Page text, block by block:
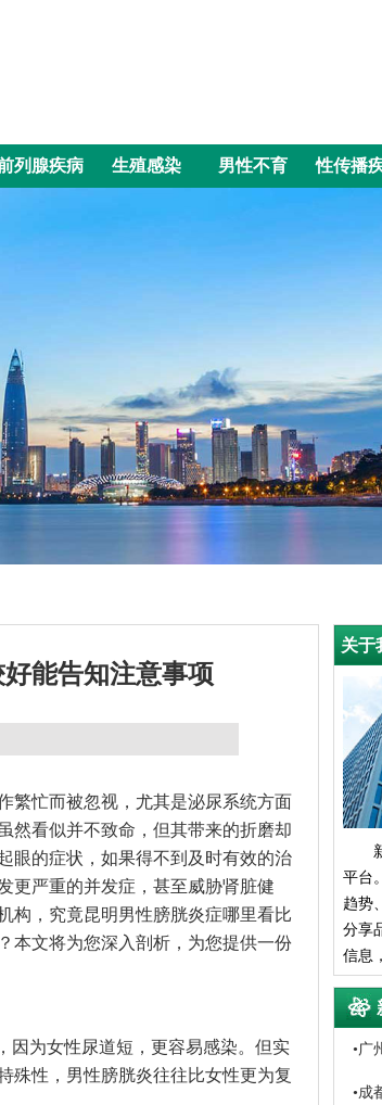
列腺疾病 生殖感染 男性不育 性传播
能告知注意事项
繁忙而被忽视，尤其是泌尿系统方面
然看似并不致命，但其带来的折磨却
眼的症状，如果得不到及时有效的治
更严重的并发症，甚至威胁肾脏健
构，究竟昆明男性膀胱炎症哪里看比
本文将为您深入剖析，为您提供一份
因为女性尿道短，更容易感染。但实
殊性，男性膀胱炎往往比女性更为复
关于
平台
趋势
分享
信息
• 广
•成